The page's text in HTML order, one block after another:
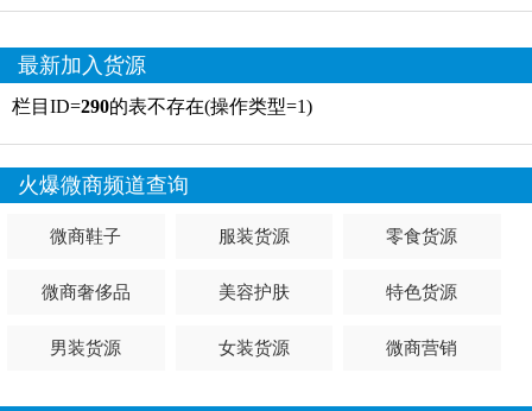
最新加入货源
栏目ID=290的表不存在(操作类型=1)
火爆微商频道查询
微商鞋子 服装货源 零食货源
微商奢侈品 美容护肤 特色货源
男装货源 女装货源 微商营销